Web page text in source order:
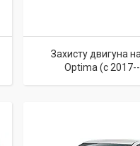
Захисту двигуна
Optima (c